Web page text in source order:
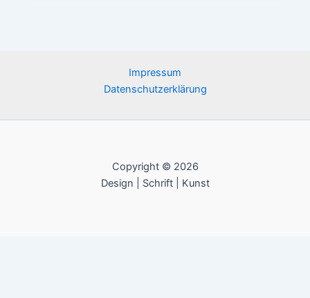
Impressum
Datenschutzerklärung
Copyright © 2026
Design | Schrift | Kunst